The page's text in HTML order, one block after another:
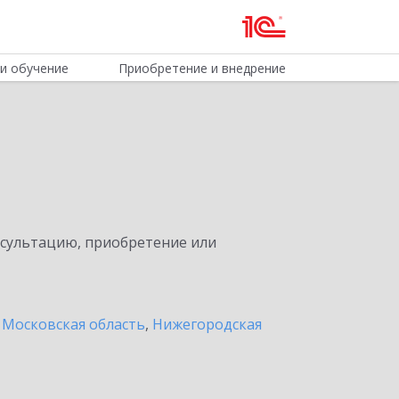
обучение Приобретение и внедрение
приобретение или
область, Нижегородская